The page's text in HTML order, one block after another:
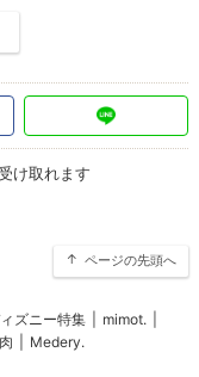
け取れます
ページの先頭へ
ズニー特集 mimot.
Medery.